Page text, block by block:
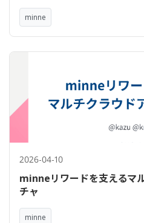
minne
2026-04-10
minneリワードを支えるマ
チャ
minne